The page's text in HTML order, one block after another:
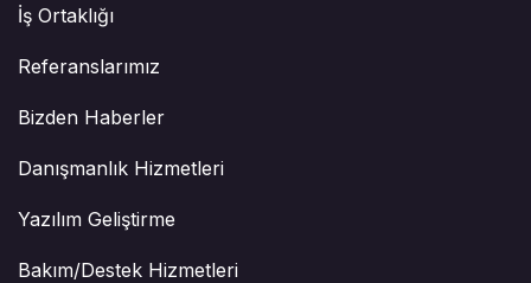
İş Ortaklığı
Referanslarımız
Bizden Haberler
Danışmanlık Hizmetleri
Yazılım Geliştirme
Bakım/Destek Hizmetleri